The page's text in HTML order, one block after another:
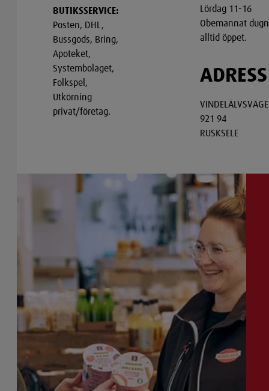
BUTIKSSERVICE:
Posten, DHL,
Bussgods, Bring,
Apoteket,
Systembolaget,
Folkspel,
Utkörning
privat/företag.
Lördag 11-16
Obemannat
alltid öppet.
ADRESS
921 94
RUSKSELE